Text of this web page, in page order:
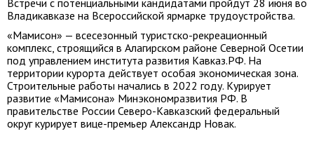
Встречи с потенциальными кандидатами пройдут 28 июня во
Владикавказе на Всероссийской ярмарке трудоустройства.
«Мамисон» — всесезонный туристско-рекреационный
комплекс, строящийся в Алагирском районе Северной Осетии
под управлением института развития Кавказ.РФ. На
территории курорта действует особая экономическая зона.
Строительные работы начались в 2022 году. Курирует
развитие «Мамисона» Минэкономразвития РФ. В
правительстве России Северо-Кавказский федеральный
округ курирует вице-премьер Александр Новак.